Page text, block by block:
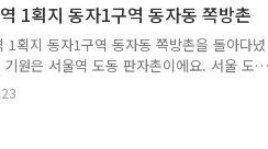
1획지 동자1구역 동자동 쪽방촌
획지 동자1구역 동자동 쪽방촌을 돌아다녔
원은 서울역 도동 판자촌이에요. 서울 도
동에 대한 자료를 찾기 위해서는 과거 서
던 서울 양동 역사를 찾아봐야 해요. 서울